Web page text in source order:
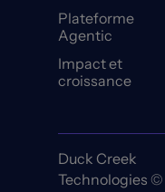
Plateforme
Agentic
Impact et
croissance
Duck Creek
Technologies ©